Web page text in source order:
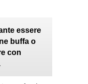
essere
buffa o
con